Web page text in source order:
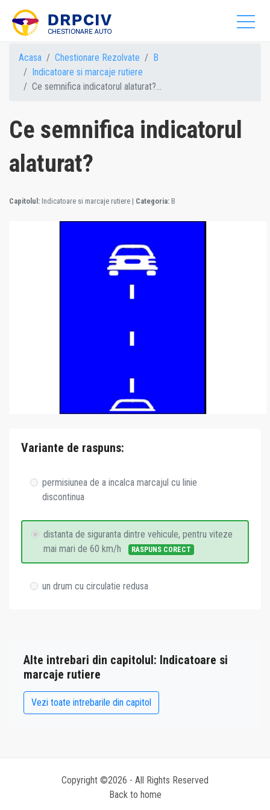
Acasa Chestionare Rezolvate
B
Indicatoare si marcaje rutiere
Ce semnifica indicatorul alaturat?...
Ce semnifica indicatorul
alaturat?
Capitolul: Indicatoare si marcaje rutiere | Categoria: B
Variante de raspuns:
permisiunea de a incalca marcajul cu linie
discontinua
distanta de siguranta dintre vehicule, pentru viteze
mai mari de 60 km/h
RASPUNS CORECT
un drum cu circulatie redusa
Alte intrebari din capitolul: Indicatoare si
marcaje rutiere
Vezi toate intrebarile din capitol
Copyright ©2026 - All Rights Reserved
Back to home